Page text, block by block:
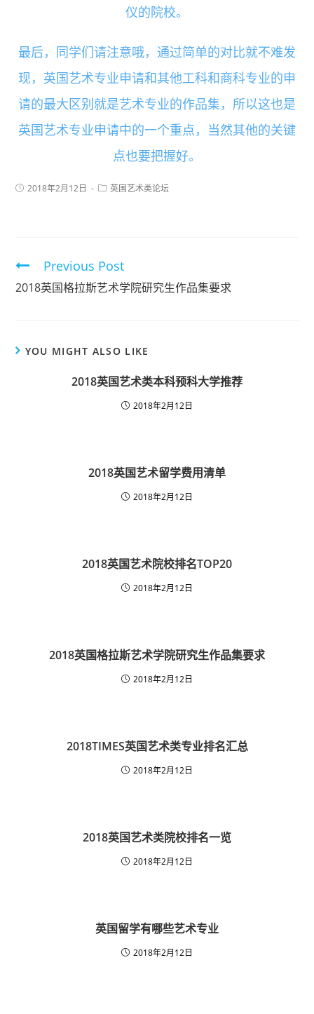
仪的院校。
最后，同学们请注意哦，通过简单的对比就不难发
现，英国艺术专业申请和其他工科和商科专业的申
请的最大区别就是艺术专业的作品集，所以这也是
英国艺术专业申请中的一个重点，当然其他的关键
点也要把握好。
2018年2月12日 英国艺术类论坛
Previous Post
2018英国格拉斯艺术学院研究生作品集要求
YOU MIGHT ALSO LIKE
2018英国艺术类本科预科大学推荐
2018年2月12日
2018英国艺术留学费用清单
2018年2月12日
2018英国艺术院校排名TOP20
2018年2月12日
2018英国格拉斯艺术学院研究生作品集要求
2018年2月12日
2018TIMES英国艺术类专业排名汇总
2018年2月12日
2018英国艺术类院校排名一览
2018年2月12日
英国留学有哪些艺术专业
2018年2月12日